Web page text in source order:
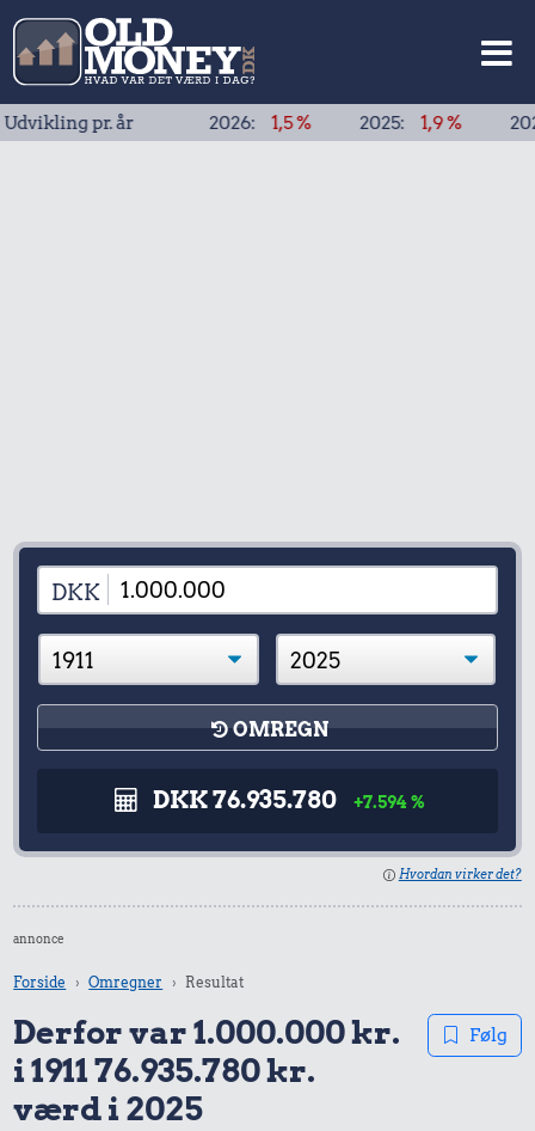
pr. år2026: 1,5 % 2025: 1,9 % 2024: 1,9 %
DKK
OMREGN
DKK 76.935.780 +7.594 %
Hvordan virker det?
annonce
Forside Omregner Resultat
Derfor var 1.000.000 kr.
i 1911 76.935.780 kr.
værd i 2025
Følg